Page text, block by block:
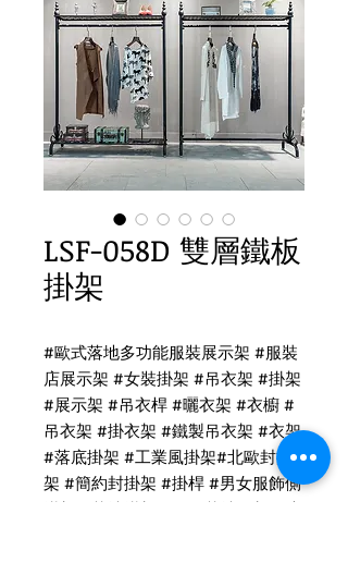
LSF-058D 雙層鐵板
掛架
#歐式落地多功能服裝展示架 #服裝
店展示架 #女裝掛架 #吊衣架 #掛架
#展示架 #吊衣桿 #曬衣架 #衣櫥 #
吊衣架 #掛衣架 #鐵製吊衣架 #衣架
#落底掛架 #工業風掛架#北歐封掛
架 #簡約封掛架 #掛桿 #男女服飾側
掛架
落地掛架 服飾落地展架
流